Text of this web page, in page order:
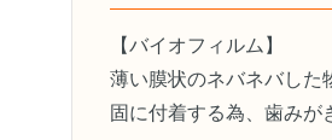
【バイオフィルム】
薄い膜状のネバネバした
固に付着する為、歯みが